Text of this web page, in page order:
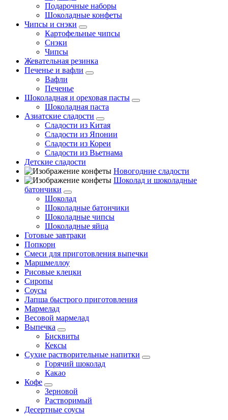
Подарочные наборы
Шоколадные конфеты
Чипсы и снэки
Картофельные чипсы
Снэки
Чипсы
Жевательная резинка
Печенье и вафли
Вафли
Печенье
Шоколадная и ореховая пасты
Шоколадная паста
Азиатские сладости
Сладости из Китая
Сладости из Японии
Сладости из Кореи
Сладости из Вьетнама
Детские сладости
Новогодние сладости
Шоколад и шоколадные
батончики
Шоколад
Шоколадные батончики
Шоколадные чипсы
Шоколадные яйца
Готовые завтраки
Попкорн
Смеси для приготовления выпечки
Маршмеллоу
Рисовые клецки
Сиропы
Соусы
Лапша быстрого приготовления
Мармелад
Весовой мармелад
Выпечка
Бисквиты
Кексы
Сухие растворительные напитки
Горячий шоколад
Какао
Кофе
Зерновой
Растворимый
Десертные соусы